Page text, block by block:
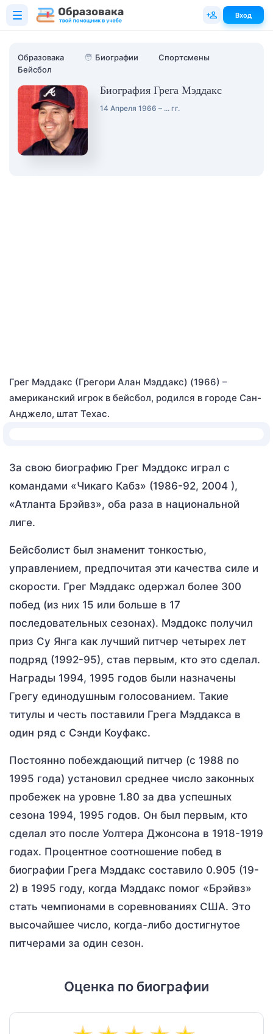
Образовака 🧑 Биографии
Спортсмены
Бейсбол
Биография Грега Мэддакс
14 Апреля 1966 – ... гг.
Грег Мэддакс (Грегори Алан Мэддакс) (1966) –
американский игрок в бейсбол, родился в городе Сан-
Анджело, штат Техас.
За свою биографию Грег Мэддокс играл с
командами «Чикаго Кабз» (1986-92, 2004 ),
«Атланта Брэйвз», оба раза в национальной
лиге.
Бейсболист был знаменит тонкостью,
управлением, предпочитая эти качества силе и
скорости. Грег Мэддакс одержал более 300
побед (из них 15 или больше в 17
последовательных сезонах). Мэддокс получил
приз Су Янга как лучший питчер четырех лет
подряд (1992-95), став первым, кто это сделал.
Награды 1994, 1995 годов были назначены
Грегу единодушным голосованием. Такие
титулы и честь поставили Грега Мэддакса в
один ряд с Сэнди Коуфакс.
Постоянно побеждающий питчер (с 1988 по
1995 года) установил среднее число законных
пробежек на уровне 1.80 за два успешных
сезона 1994, 1995 годов. Он был первым, кто
сделал это после Уолтера Джонсона в 1918-1919
годах. Процентное соотношение побед в
биографии Грега Мэддакс составило 0.905 (19-
2) в 1995 году, когда Мэддакс помог «Брэйвз»
стать чемпионами в соревнованиях США. Это
высочайшее число, когда-либо достигнутое
питчерами за один сезон.
Оценка по биографии
Вход